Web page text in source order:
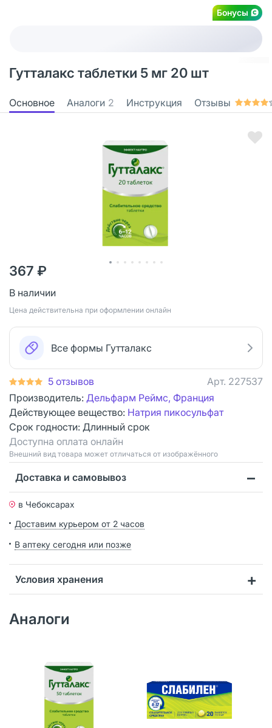
Бонусы
Гутталакс таблетки 5 мг 20 шт
Основное Аналоги 2 Инструкция Отзывы
367 ₽
В наличии
Цена действительна при оформлении онлайн
Все формы Гутталакс
5 отзывов Арт. 227537
Производитель: Дельфарм Реймс, Франция
Действующее вещество: Натрия пикосульфат
Срок годности: Длинный срок
Доступна оплата онлайн
Bнешний вид товара может отличаться от изображённого
Доставка и самовывоз
в Чебоксарах
Доставим курьером от 2 часов
В аптеку сегодня или позже
Условия хранения
Аналоги